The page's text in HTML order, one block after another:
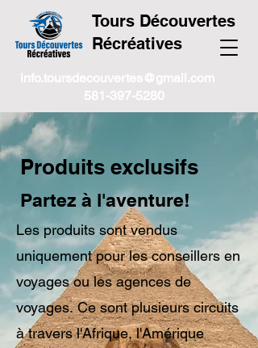
Tours Découvertes
Récréatives
info.toursdecouvertes@gmail.com
581-397-5280
Produits exclusifs
Partez à l'aventure!
Les produits sont vendus
uniquement pour les conseillers en
voyages ou les agences de
voyages.Ce sont plusieurs circuits
à travers l'Afrique, l'Amérique